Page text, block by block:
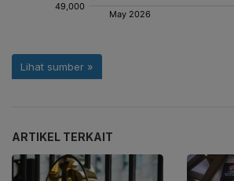
ARTIKEL TERKAIT